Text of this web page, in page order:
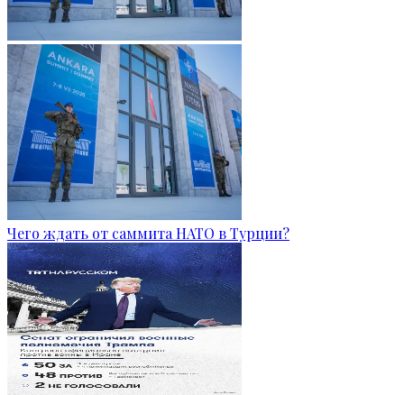
Чего ждать от саммита НАТО в Турции?